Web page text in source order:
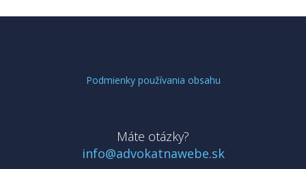
Podmienky používania obsahu
Máte otázky?
info@advokatnawebe.sk